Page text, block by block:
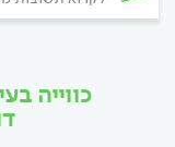
כווייה